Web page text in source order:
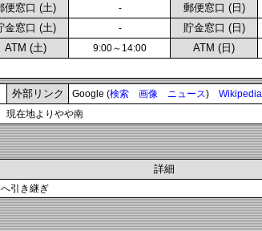
便窓口 (土) - 郵便窓口 (日)
金窓口 (土) - 貯金窓口 (日)
ATM (土) 9:00～14:00 ATM (日)
外部リンク Google (検索 画像 ニュース) Wikipedia
現在地よりやや南
詳細
引き継ぎ